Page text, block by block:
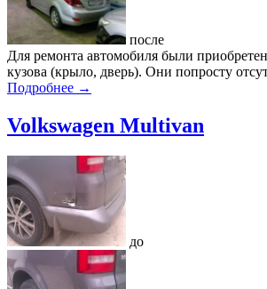
после
Для ремонта автомобиля были
кузова (крыло, дверь). Они попросту
Подробнее →
Volkswagen Multivan
до